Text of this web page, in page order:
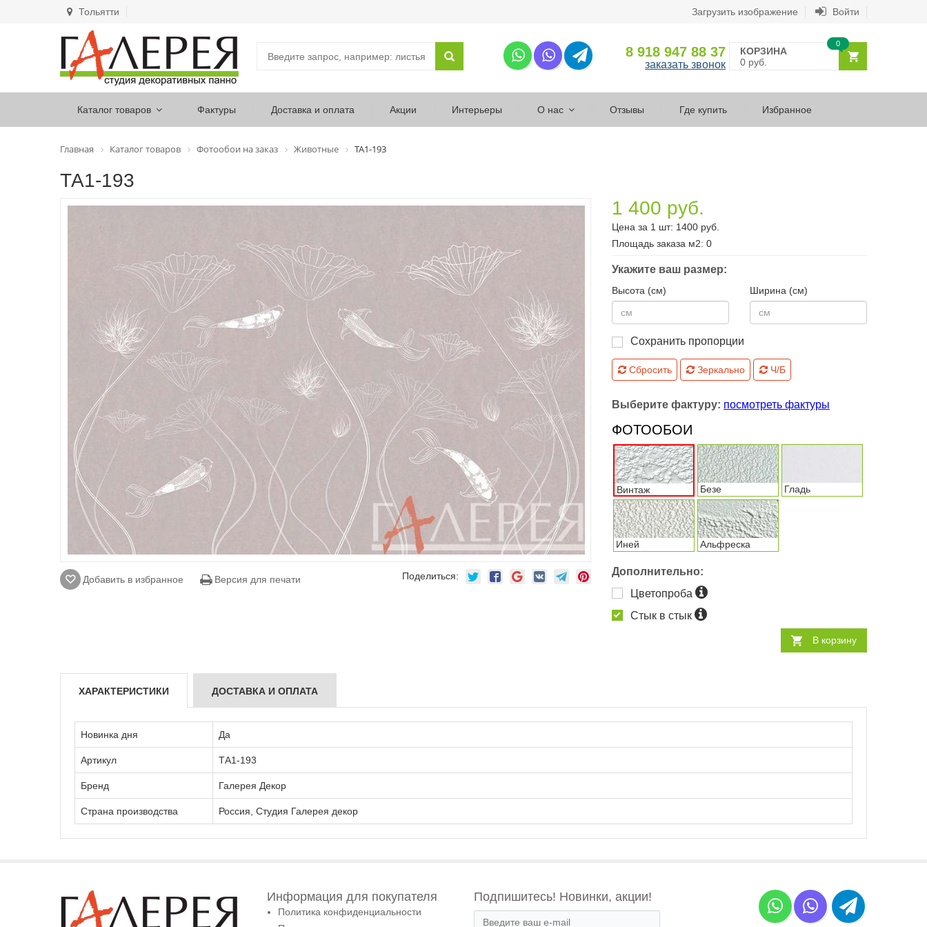
Тольятти Загрузить изображение Войти
8 918 947 88 37
заказать звонок
КОРЗИНА
0 руб.
0
Каталог товаров Фактуры Доставка и оплата Акции Интерьеры О нас Отзывы Где купить Избранное
Главная Каталог товаров Фотообои на заказ Животные ТА1-193
ТА1-193
Добавить в избранное Версия для печати Поделиться:
1 400 руб.
Цена за 1 шт: 1400 руб.
Площадь заказа м2: 0
Укажите ваш размер:
Высота (см) Ширина (см)
Сохранить пропорции
Сбросить Зеркально Ч/Б
Выберите фактуру: посмотреть фактуры
ФОТООБОИ
Винтаж Безе Гладь
Иней Альфреска
Дополнительно:
Цветопроба
Стык в стык
В корзину
ХАРАКТЕРИСТИКИ ДОСТАВКА И ОПЛАТА
Новинка дня Да
Артикул ТА1-193
Бренд Галерея Декор
Страна производства Россия, Студия Галерея декор
Информация для покупателя
Политика конфиденциальности
Подпишитесь! Новинки, акции!